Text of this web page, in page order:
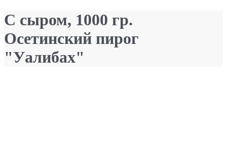
С сыром, 1000 гр.
Осетинский пирог
"Уалибах"